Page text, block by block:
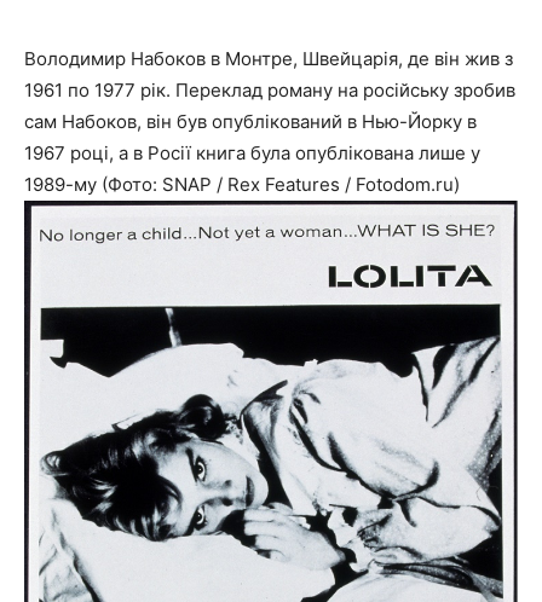
Володимир Набоков в Монтре, Швейцарія, де він жив з
1961 по 1977 рік. Переклад роману на російську зробив
сам Набоков, він був опублікований в Нью-Йорку в
1967 році, а в Росії книга була опублікована лише у
1989-му (Фото: SNAP / Rex Features / Fotodom.ru)